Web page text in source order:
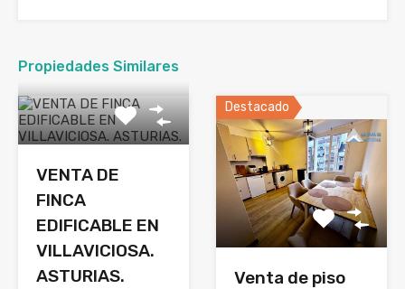
Propiedades Similares
VENTA DE
FINCA
EDIFICABLE EN
VILLAVICIOSA.
ASTURIAS.
Destacado
Venta de piso